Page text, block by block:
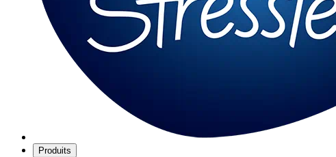
Produits